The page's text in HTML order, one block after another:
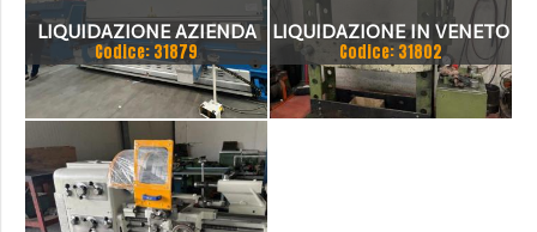
LIQUIDAZIONE AZIENDA
COSTRUTTRICE DI
SERBATOI IN INOX PER
CANTINE
Codice: 31879
LIQUIDAZIONE IN VENETO
Codice: 31802